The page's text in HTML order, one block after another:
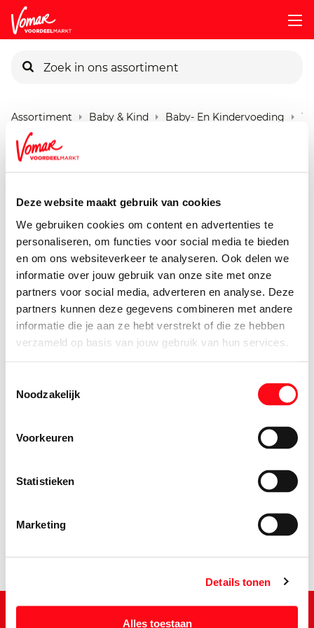
Deze website maakt gebruik van cookies
We gebruiken cookies om content en advertenties te
personaliseren, om functies voor social media te bieden
en om ons websiteverkeer te analyseren. Ook delen we
informatie over jouw gebruik van onze site met onze
partners voor social media, adverteren en analyse. Deze
partners kunnen deze gegevens combineren met andere
informatie die je aan ze hebt verstrekt of die ze hebben
verzameld op basis van jouw gebruik van hun services.
Noodzakelijk
Voorkeuren
Statistieken
Marketing
Details tonen
Alles toestaan
Pincode vergeten
Persoonlijk KIK-account
Assortiment Baby & Kind Baby- En Kindervoeding
12m07 Olvarit Spinazie Kip
1.65